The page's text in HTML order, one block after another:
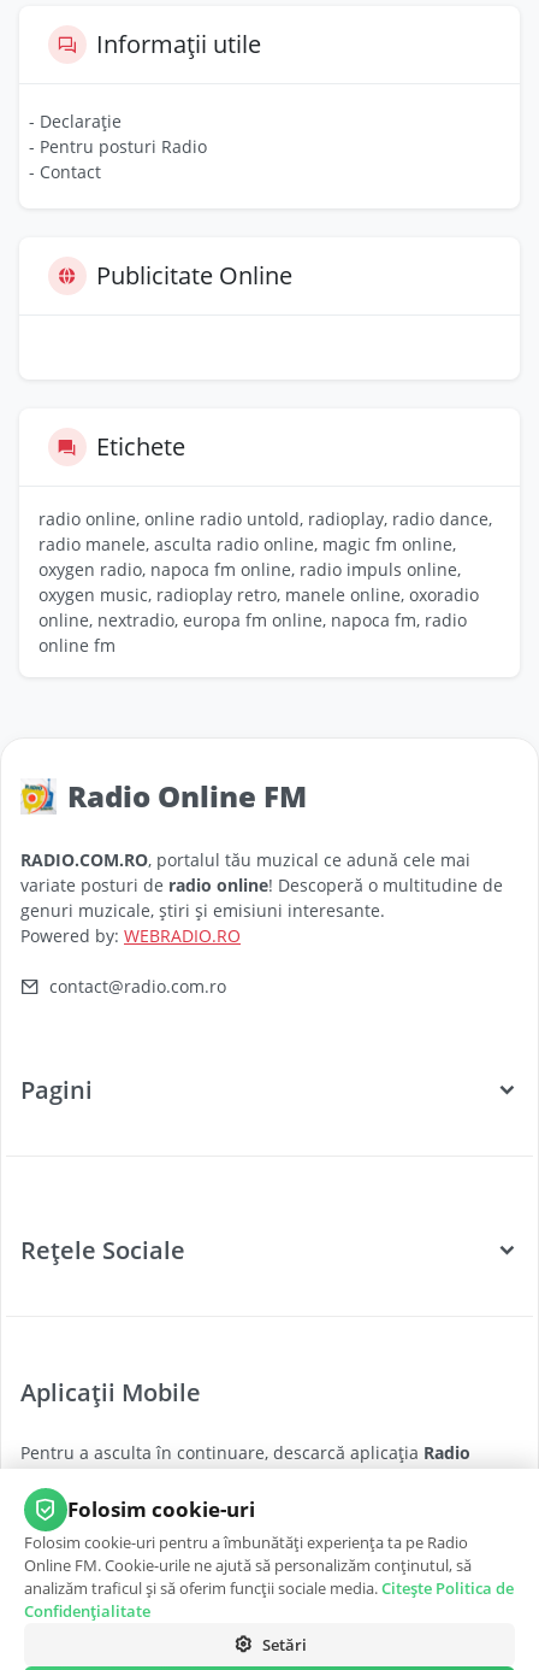
Informații utile
- Declarație
- Pentru posturi Radio
- Contact
Publicitate Online
Etichete
radio online, online radio untold, radioplay, radio dance,
radio manele, asculta radio online, magic fm online,
oxygen radio, napoca fm online, radio impuls online,
oxygen music, radioplay retro, manele online, oxoradio
online, nextradio, europa fm online, napoca fm, radio
online fm
Radio Online FM
RADIO.COM.RO, portalul tău muzical ce adună cele mai
variate posturi de radio online! Descoperă o multitudine de
genuri muzicale, știri și emisiuni interesante.
Powered by: WEBRADIO.RO
contact@radio.com.ro
Pagini
Țări
Rețele Sociale
Instagram
Aplicații Mobile
Pentru a asculta în continuare, descarcă aplicația Radio
oriunde.
App Store Google Play
Folosim cookie-uri
Folosim cookie-uri pentru a îmbunătăți experiența ta pe Radio
Online FM. Cookie-urile ne ajută să personalizăm conținutul, să
analizăm traficul și să oferim funcții sociale media.Citește Politica de
Confidențialitate
Setări